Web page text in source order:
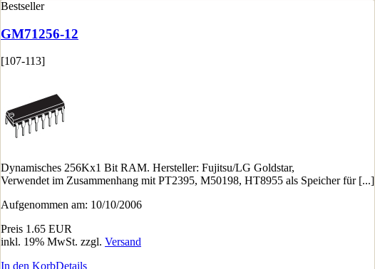
Bestseller
GM71256-12
[107-113]
Dynamisches 256Kx1 Bit RAM. Hersteller: Fujitsu/LG Goldstar,
Verwendet im Zusammenhang mit PT2395, M50198, HT8955 als Speicher für [...]
Aufgenommen am: 10/10/2006
Preis 1.65 EUR
inkl. 19% MwSt. zzgl. Versand
In den KorbDetails